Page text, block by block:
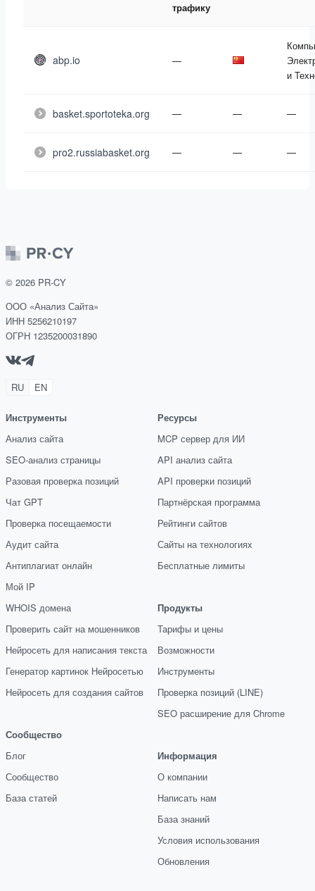
трафику
abp.io —
и
basket.sportoteka.org — — —
pro2.russiabasket.org — — —
© 2026 PR-CY
ООО «Анализ Сайта»
ИНН 5256210197
ОГРН 1235200031890
RU EN
Инструменты
Анализ сайта
SEO-анализ страницы
Разовая проверка позиций
Чат GPT
Проверка посещаемости
Аудит сайта
Антиплагиат онлайн
Мой IP
WHOIS домена
Проверить сайт на мошенников
Нейросеть для написания текста
Генератор картинок Нейросетью
Нейросеть для создания сайтов
Сообщество
Блог
Сообщество
База статей
Ресурсы
MCP сервер для ИИ
API анализ сайта
API проверки позиций
Партнёрская программа
Рейтинги сайтов
Сайты на технологиях
Бесплатные лимиты
Продукты
Тарифы и цены
Возможности
Инструменты
Проверка позиций (LINE)
SEO расширение для Chrome
Информация
О компании
Написать нам
База знаний
Условия использования
Обновления